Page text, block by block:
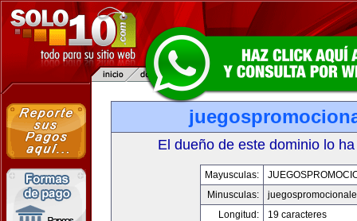
El dueño de este dominio lo
Mayusculas:
Minusculas:
Longitud:
19 caracteres